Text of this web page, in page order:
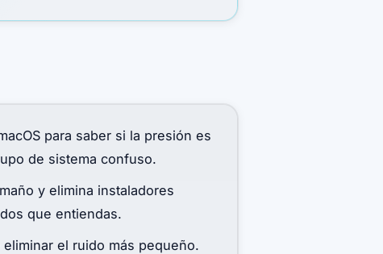
para saber si la presión es
de sistema confuso.
y elimina instaladores
que entiendas.
el ruido más pequeño.